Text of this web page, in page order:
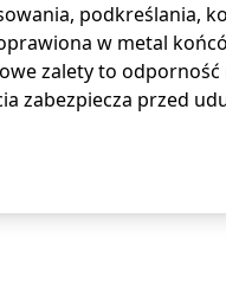
podkreślania,
w metal
zalety to
zabezpiecza przed